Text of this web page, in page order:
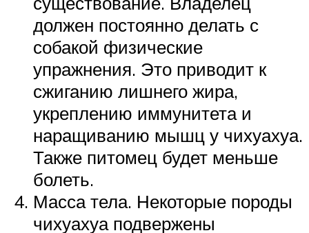
должен постоянно делать с
собакой физические
упражнения. Это приводит к
сжиганию лишнего жира,
укреплению иммунитета и
наращиванию мышц у чихуахуа.
Также питомец будет меньше
болеть.
Масса тела. Некоторые породы
чихуахуа подвержены